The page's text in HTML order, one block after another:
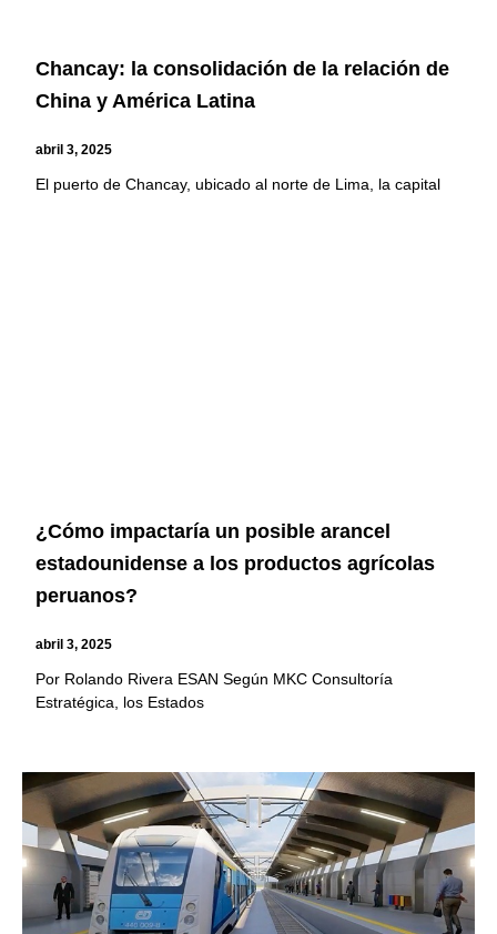
Chancay: la consolidación de la relación de
China y América Latina
abril 3, 2025
El puerto de Chancay, ubicado al norte de Lima, la capital
¿Cómo impactaría un posible arancel
estadounidense a los productos agrícolas
peruanos?
abril 3, 2025
Por Rolando Rivera ESAN Según MKC Consultoría
Estratégica, los Estados